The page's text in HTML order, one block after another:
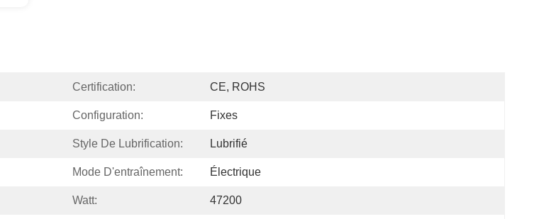
Certification: CE, ROHS
Configuration: Fixes
Style De Lubrification: Lubrifié
Mode D'entraînement: Électrique
Watt: 47200